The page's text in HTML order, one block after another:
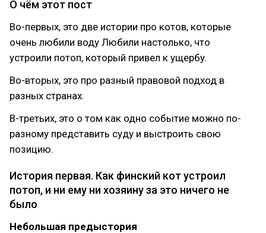
О чём этот пост
Во-первых, это две истории про котов, которые
очень любили воду Любили настолько, что
устроили потоп, который привел к ущербу.
Во-вторых, это про разный правовой подход в
разных странах.
В-третьих, это о том как одно событие можно по-
разному представить суду и выстроить свою
позицию.
История первая. Как финский кот устроил
потоп, и ни ему ни хозяину за это ничего не
было
Небольшая предыстория